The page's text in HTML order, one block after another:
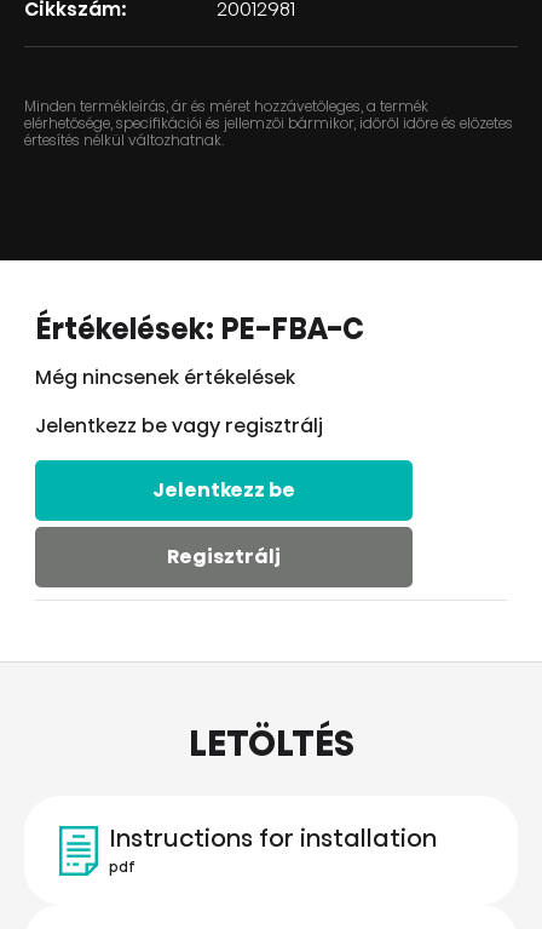
Cikkszám: 20012981
Minden termékleírás, ár és méret hozzávetőleges, a termék
elérhetősége, specifikációi és jellemzői bármikor, időről időre és előzetes
értesítés nélkül változhatnak.
Értékelések: PE-FBA-C
Még nincsenek értékelések
Jelentkezz be vagy regisztrálj
Jelentkezz be
Regisztrálj
LETÖLTÉS
Instructions for installation
pdf